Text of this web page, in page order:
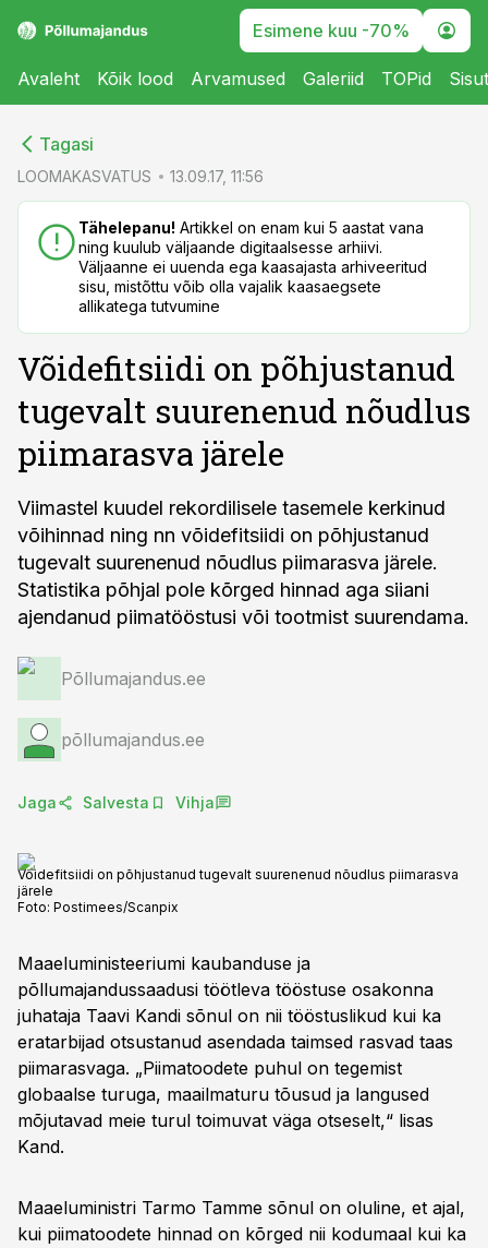
Esimene kuu -70%
Avaleht Kõik lood Arvamused Galeriid TOPid
Tagasi
LOOMAKASVATUS 13.09.17, 11:56
Tähelepanu! Artikkel on enam kui 5 aastat vana
ning kuulub väljaande digitaalsesse arhiivi.
Väljaanne ei uuenda ega kaasajasta arhiveeritud
sisu, mistõttu võib olla vajalik kaasaegsete
allikatega tutvumine
Võidefitsiidi on põhjustanud
tugevalt suurenenud nõudlus
piimarasva järele
Viimastel kuudel rekordilisele tasemele kerkinud
võihinnad ning nn võidefitsiidi on põhjustanud
tugevalt suurenenud nõudlus piimarasva järele.
Statistika põhjal pole kõrged hinnad aga siiani
ajendanud piimatööstusi või tootmist suurendama.
Põllumajandus.ee
põllumajandus.ee
Jaga Salvesta Vihja
Võidefitsiidi on põhjustanud tugevalt suurenenud nõudlus piimarasva
järele
Foto: Postimees/Scanpix
Maaeluministeeriumi kaubanduse ja
põllumajandussaadusi töötleva tööstuse osakonna
juhataja Taavi Kandi sõnul on nii tööstuslikud kui ka
eratarbijad otsustanud asendada taimsed rasvad taas
piimarasvaga. „Piimatoodete puhul on tegemist
globaalse turuga, maailmaturu tõusud ja langused
mõjutavad meie turul toimuvat väga otseselt,“ lisas
Kand.
Maaeluministri Tarmo Tamme sõnul on oluline, et ajal,
kui piimatoodete hinnad on kõrged nii kodumaal kui ka